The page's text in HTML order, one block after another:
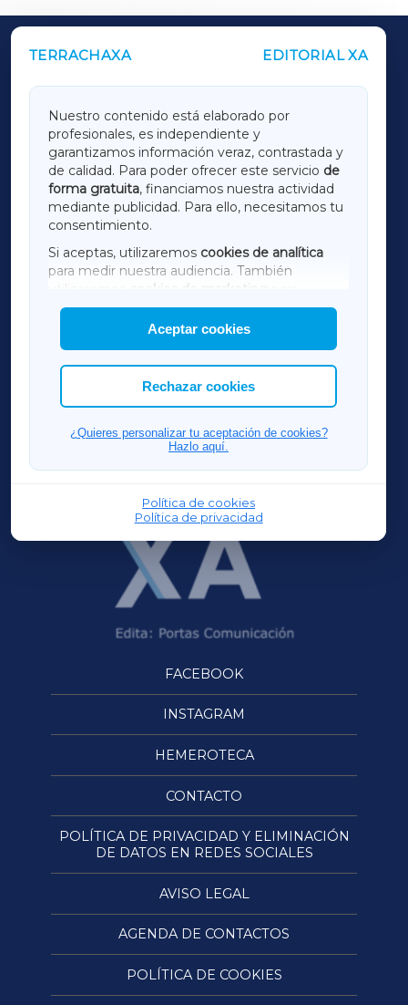
TERRACHAXA EDITORIAL XA
Nuestro contenido está elaborado por
profesionales, es independiente y
garantizamos información veraz, contrastada y
de calidad. Para poder ofrecer este servicio de
forma gratuita, financiamos nuestra actividad
mediante publicidad. Para ello, necesitamos tu
consentimiento.
Si aceptas, utilizaremos cookies de analítica
para medir nuestra audiencia. También
utilizaremos
cookies de marketing
mostrar publicidad de terceros.
Asimismo, puedes personalizar la elección de
las cookies que deseas permitir.
Aceptar cookies
Rechazar cookies
¿Quieres personalizar tu aceptación de cookies?
Hazlo aquí.
Política de cookies
Política de privacidad
OUTROS PERIÓDICOS
LUGOXA
TERRACHAXA
AMARIÑAXA
RIBEIRASACRAXA
ACORUÑAXA
FERROLXA
OURENSEXA
FACEBOOK
INSTAGRAM
HEMEROTECA
CONTACTO
POLÍTICA DE PRIVACIDAD Y ELIMINACIÓN
DE DATOS EN REDES SOCIALES
AVISO LEGAL
AGENDA DE CONTACTOS
POLÍTICA DE COOKIES